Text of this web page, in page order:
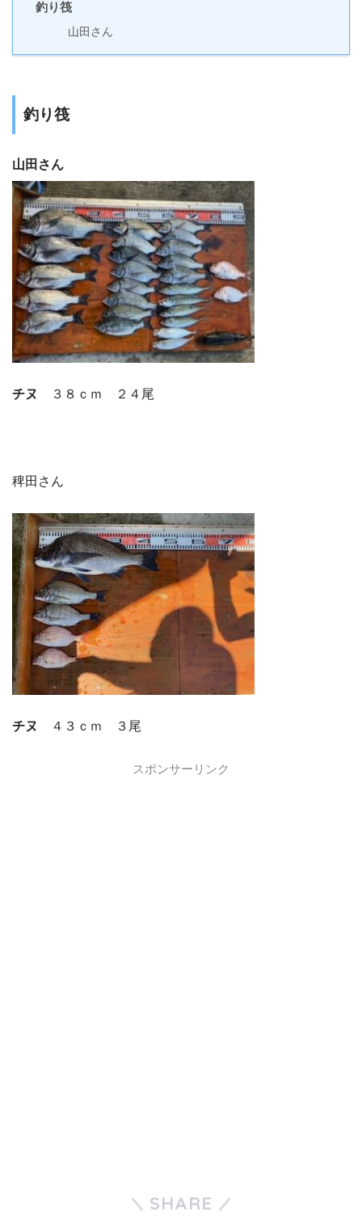
釣り筏
山田さん
釣り筏
山田さん
チヌ ３８ｃｍ ２４尾
稗田さん
チヌ ４３ｃｍ ３尾
スポンサーリンク
SHARE